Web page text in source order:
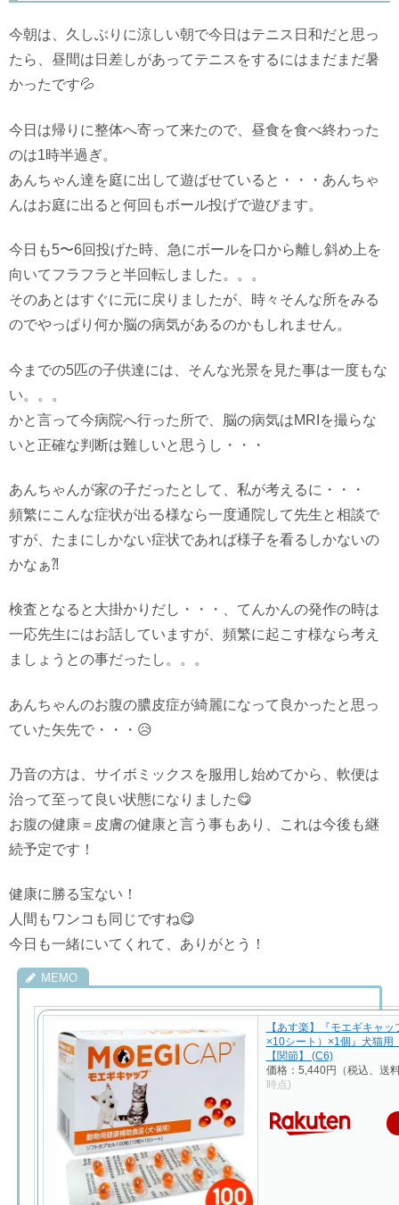
今朝は、久しぶりに涼しい朝で今日はテニス日和だと思っ
たら、昼間は日差しがあってテニスをするにはまだまだ暑
かったです💦
今日は帰りに整体へ寄って来たので、昼食を食べ終わった
のは1時半過ぎ。
あんちゃん達を庭に出して遊ばせていると・・・あんちゃ
んはお庭に出ると何回もボール投げで遊びます。
今日も5〜6回投げた時、急にボールを口から離し斜め上を
向いてフラフラと半回転しました。。。
そのあとはすぐに元に戻りましたが、時々そんな所をみる
のでやっぱり何か脳の病気があるのかもしれません。
今までの5匹の子供達には、そんな光景を見た事は一度もな
い。。。
かと言って今病院へ行った所で、脳の病気はMRIを撮らな
いと正確な判断は難しいと思うし・・・
あんちゃんが家の子だったとして、私が考えるに・・・
頻繁にこんな症状が出る様なら一度通院して先生と相談で
すが、たまにしかない症状であれば様子を看るしかないの
かなぁ⁈
検査となると大掛かりだし・・・、てんかんの発作の時は
一応先生にはお話していますが、頻繁に起こす様なら考え
ましょうとの事だったし。。。
あんちゃんのお腹の膿皮症が綺麗になって良かったと思っ
ていた矢先で・・・😥
乃音の方は、サイボミックスを服用し始めてから、軟便は
治って至って良い状態になりました😋
お腹の健康＝皮膚の健康と言う事もあり、これは今後も継
続予定です！
健康に勝る宝ない！
人間もワンコも同じですね😋
今日も一緒にいてくれて、ありがとう！
【あす楽】『モエギキャ
×10シート）×1個』犬猫用
【関節】 (C6)
価格：5,440円（税込、送
時点)